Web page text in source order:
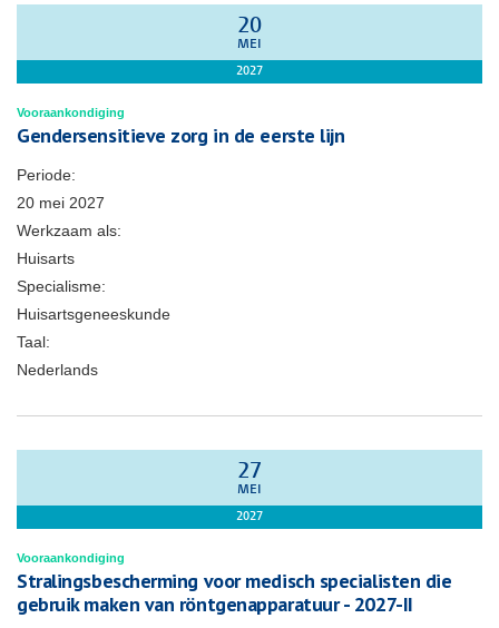
20
MEI
2027
Vooraankondiging
Gendersensitieve zorg in de eerste lijn
Periode:
20 mei 2027
Werkzaam als:
Huisarts
Specialisme:
Huisartsgeneeskunde
Taal:
Nederlands
27
MEI
2027
Vooraankondiging
Stralingsbescherming voor medisch specialisten die
gebruik maken van röntgenapparatuur - 2027-II